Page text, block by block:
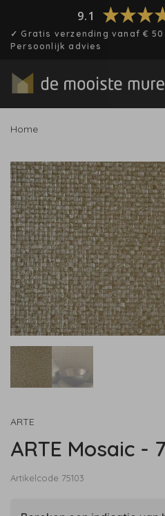
9.1
✓ Gratis verzending vanaf €
Persoonlijk advies
Home
ARTE
ARTE Mosaic -
Artikelcode 75103